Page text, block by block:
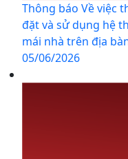
Thông báo Về việc
đặt và sử dụng hệ
mái nhà trên địa
05/06/2026